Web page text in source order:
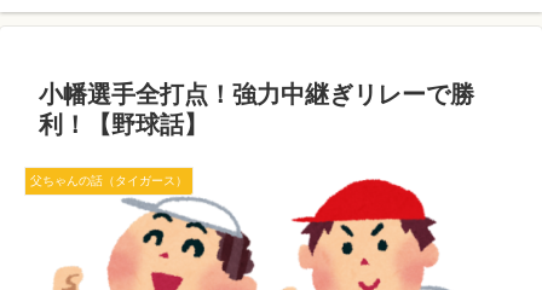
小幡選手全打点！強力中継ぎリレーで勝
利！【野球話】
父ちゃんの話（タイガース）